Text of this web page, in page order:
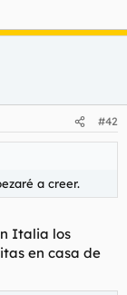
#42
a creer.
Italia los
en casa de